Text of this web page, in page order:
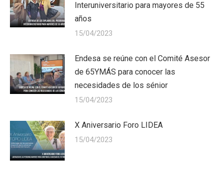
Interuniversitario para mayores de 55
años
15/04/2023
Endesa se reúne con el Comité Asesor
de 65YMÁS para conocer las
necesidades de los sénior
15/04/2023
X Aniversario Foro LIDEA
15/04/2023